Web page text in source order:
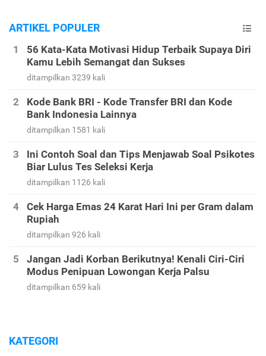
ARTIKEL POPULER
56 Kata-Kata Motivasi Hidup Terbaik Supaya Diri
Kamu Lebih Semangat dan Sukses
ditampilkan 3239 kali
Kode Bank BRI - Kode Transfer BRI dan Kode
Bank Indonesia Lainnya
ditampilkan 1581 kali
Ini Contoh Soal dan Tips Menjawab Soal Psikotes
Biar Lulus Tes Seleksi Kerja
ditampilkan 1126 kali
Cek Harga Emas 24 Karat Hari Ini per Gram dalam
Rupiah
ditampilkan 926 kali
Jangan Jadi Korban Berikutnya! Kenali Ciri-Ciri
Modus Penipuan Lowongan Kerja Palsu
ditampilkan 659 kali
KATEGORI